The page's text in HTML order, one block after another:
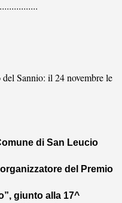
Sannio: il 24 novembre le
di San Leucio
del Premio
giunto alla 17^